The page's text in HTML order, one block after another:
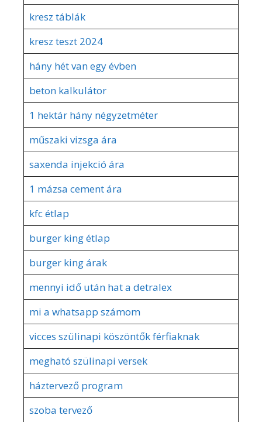
kresz táblák
kresz teszt 2024
hány hét van egy évben
beton kalkulátor
1 hektár hány négyzetméter
műszaki vizsga ára
saxenda injekció ára
1 mázsa cement ára
kfc étlap
burger king étlap
burger king árak
mennyi idő után hat a detralex
mi a whatsapp számom
vicces szülinapi köszöntők férfiaknak
megható szülinapi versek
háztervező program
szoba tervező